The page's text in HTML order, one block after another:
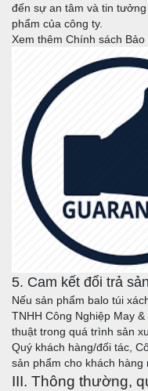
đến sự an tâm và tin
phẩm của công ty.
Xem thêm Chính sách Bảo
5. Cam kết đổi trả
Nếu sản phẩm balo túi
TNHH Công Nghiệp May
thuật trong quá trình sản
Quý khách hàng/đối tác,
sản phẩm cho khách
III. Thông thường,